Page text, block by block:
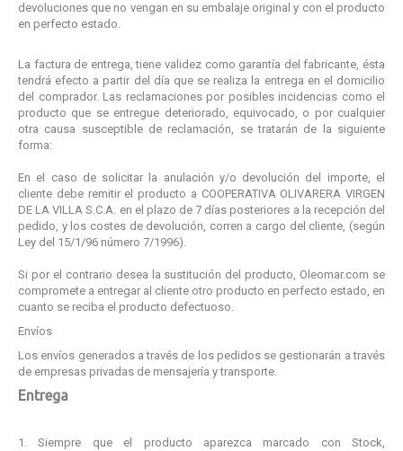
devoluciones que no vengan en su embalaje original y con el producto
en perfecto estado.
La factura de entrega, tiene validez como garantía del fabricante, ésta
tendrá efecto a partir del día que se realiza la entrega en el domicilio
del comprador. Las reclamaciones por posibles incidencias como el
producto que se entregue deteriorado, equivocado, o por cualquier
otra causa susceptible de reclamación, se tratarán de la siguiente
forma:
En el caso de solicitar la anulación y/o devolución del importe, el
cliente debe remitir el producto a COOPERATIVA OLIVARERA VIRGEN
DE LA VILLA S.C.A. en el plazo de 7 días posteriores a la recepción del
pedido, y los costes de devolución, corren a cargo del cliente, (según
Ley del 15/1/96 número 7/1996).
Si por el contrario desea la sustitución del producto, Oleomar.com se
compromete a entregar al cliente otro producto en perfecto estado, en
cuanto se reciba el producto defectuoso.
Envíos
Los envíos generados a través de los pedidos se gestionarán a través
de empresas privadas de mensajería y transporte.
Entrega
1. Siempre que el producto aparezca marcado con Stock,